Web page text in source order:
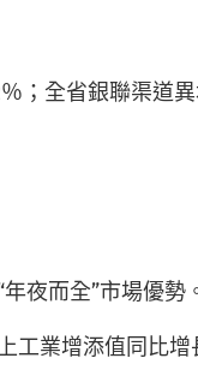
；全省銀聯渠道
夜而全”市場優勢
工業增添值同比